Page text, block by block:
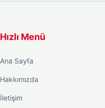
Hızlı Menü
Ana Sayfa
Hakkımızda
İletişim